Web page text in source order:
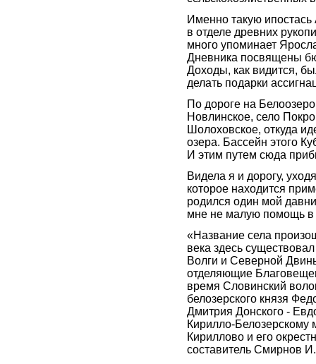
Именно такую ипостась
в отделе древних
много упоминает
Дневника посвящены
Доходы, как видится,
делать подарки
По дороге на
Новлинское, село
Шолоховское, откуда
озера. Бассейн этого
И этим путем сюда
Видела я и дорогу,
которое находится
родился один мой
мне не малую помощь в
«Название села
века здесь
Волги и Северной
отделяющие
время Словинский
белозерского князя
Дмитрия Донского -
Кирилло-Белозерскому
Кириллово и его
составитель Смирнов